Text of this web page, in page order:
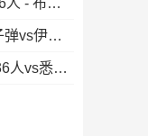
04月11日NBL(A)常规赛 阿德莱德36人 - 布里斯班子弹 录像集锦
04月09日NBL(A)常规赛 布里斯班子弹vs伊拉瓦拉老鹰 录像
04月09日 NBL(A)常规赛 阿德莱德36人vs悉尼国王 录像